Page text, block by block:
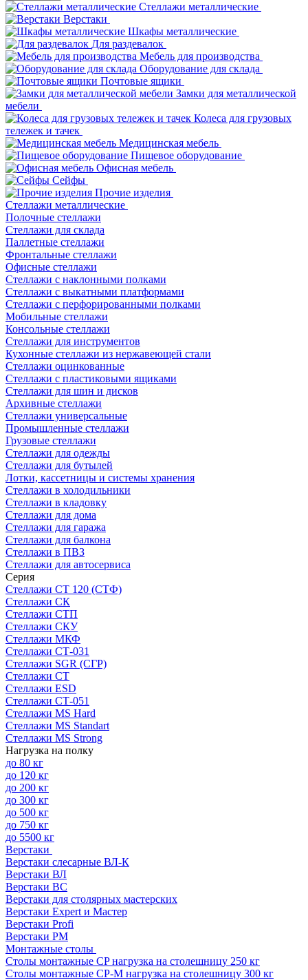
Стеллажи металлические
Верстаки
Шкафы металлические
Для раздевалок
Мебель для производства
Оборудование для склада
Почтовые ящики
Замки для металлической
мебели
Колеса для грузовых
тележек и тачек
Медицинская мебель
Пищевое оборудование
Офисная мебель
Сейфы
Прочие изделия
Стеллажи металлические
Полочные стеллажи
Стеллажи для склада
Паллетные стеллажи
Фронтальные стеллажи
Офисные стеллажи
Стеллажи с наклонными полками
Стеллажи с выкатными платформами
Стеллажи с перфорированными полками
Мобильные стеллажи
Консольные стеллажи
Стеллажи для инструментов
Кухонные стеллажи из нержавеющей стали
Стеллажи оцинкованные
Стеллажи с пластиковыми ящиками
Стеллажи для шин и дисков
Архивные стеллажи
Стеллажи универсальные
Промышленные стеллажи
Грузовые стеллажи
Стеллажи для одежды
Стеллажи для бутылей
Лотки, кассетницы и системы хранения
Стеллажи в холодильники
Стеллажи в кладовку
Стеллажи для дома
Стеллажи для гаража
Стеллажи для балкона
Стеллажи в ПВЗ
Стеллажи для автосервиса
Серия
Стеллажи СТ 120 (СТФ)
Стеллажи СК
Стеллажи СТП
Стеллажи СКУ
Стеллажи МКФ
Стеллажи СТ-031
Стеллажи SGR (СГР)
Стеллажи СТ
Стеллажи ESD
Стеллажи СТ-051
Стеллажи MS Hard
Стеллажи MS Standart
Стеллажи MS Strong
Нагрузка на полку
до 80 кг
до 120 кг
до 200 кг
до 300 кг
до 500 кг
до 750 кг
до 5500 кг
Верстаки
Верстаки слесарные ВЛ-К
Верстаки ВЛ
Верстаки ВС
Верстаки для столярных мастерских
Верстаки Expert и Мастер
Верстаки Profi
Верстаки РМ
Монтажные столы
Столы монтажные СP нагрузка на столешницу 250 кг
Столы монтажные СР-М нагрузка на столешницу 300 кг